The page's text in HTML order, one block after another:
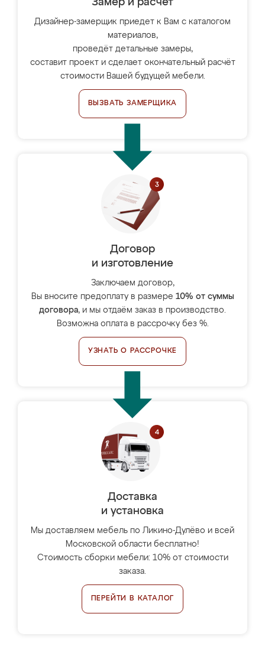
Замер и расчет
Дизайнер-замерщик приедет к Вам с каталогом
материалов,
проведёт детальные замеры,
составит проект и сделает окончательный расчёт
стоимости Вашей будущей мебели.
ВЫЗВАТЬ ЗАМЕРЩИКА
Договор
и изготовление
Заключаем договор,
Вы вносите предоплату в размере 10% от суммы
договора, и мы отдаём заказ в производство.
Возможна оплата в рассрочку без %.
УЗНАТЬ О РАССРОЧКЕ
Доставка
и установка
Мы доставляем мебель по Ликино-Дулёво и всей
Московской области бесплатно!
Стоимость сборки мебели: 10% от стоимости
заказа.
ПЕРЕЙТИ В КАТАЛОГ